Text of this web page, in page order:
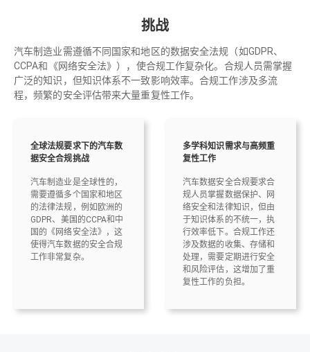
挑战
汽车制造业需遵循不同国家和地区的数据安全法规（如GDPR、
CCPA和《网络安全法》），使合规工作复杂化。合规人员需掌握
广泛的知识，但知识体系不一致影响效率。合规工作涉及多流
程，频繁的安全评估带来大量重复性工作。
全球法规要求下的汽车数
据安全合规挑战
汽车制造业是全球性的，
需要遵循多个国家和地区
的法律法规，例如欧洲的
GDPR、美国的CCPA和中
国的《网络安全法》，这
使得汽车数据的安全合规
工作非常复杂。
多学科知识需求与高频重
复性工作
汽车数据安全合规要求合
规人员掌握数据保护、网
络安全和法律知识，但由
于知识体系的不统一，执
行效率低下。合规工作还
涉及数据的收集、存储和
处理，需要定期进行安全
和风险评估，这增加了重
复性工作的负担。